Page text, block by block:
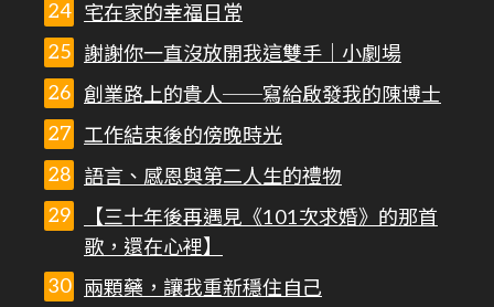
宅在家的幸福日常
謝謝你一直沒放開我這雙手｜小劇場
創業路上的貴人──寫給啟發我的陳博士
工作結束後的傍晚時光
語言、感恩與第二人生的禮物
【三十年後再遇見《101次求婚》的那首
歌，還在心裡】
兩顆藥，讓我重新穩住自己